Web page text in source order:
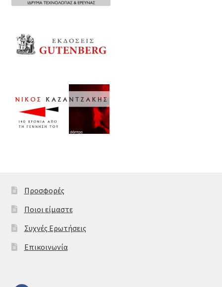
Προσφορές
Ποιοι είμαστε
Συχνές Ερωτήσεις
Επικοινωνία